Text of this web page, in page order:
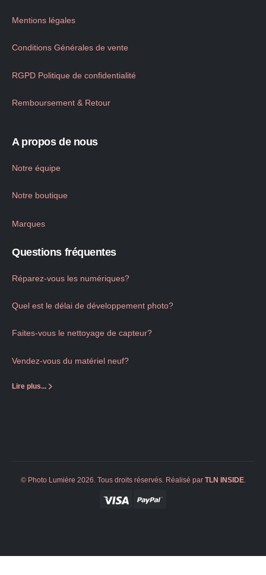
Mentions légales
Conditions Générales de vente
RGPD Politique de confidentialité
Remboursement & Retour
A propos de nous
Notre équipe
Notre boutique
Marques
Questions fréquentes
Réparez-vous les numériques?
Quel est le délai de développement photo?
Faites-vous le nettoyage de capteur?
Vendez-vous du matériel neuf?
Lire plus...
© Photo Lumière 2026. Tous droits réservés. Réalisé par TLN INSIDE.